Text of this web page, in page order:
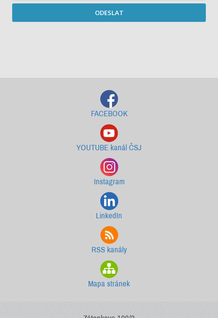
ODESLAT
FACEBOOK
YOUTUBE kanál ČSJ
Instagram
LinkedIn
RSS kanály
Mapa stránek